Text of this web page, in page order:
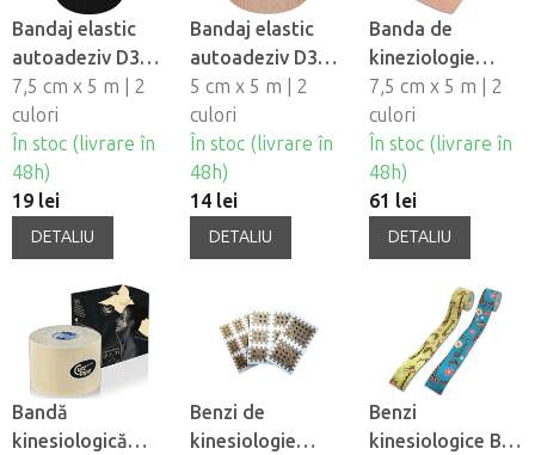
Bandaj elastic
autoadeziv D3
Cohesive
bandage, 7,5cm
7,5 cm x 5 m | 2
culori
În stoc (livrare în
48h)
19 lei
DETALIU
Bandaj elastic
autoadeziv D3
Cohesive
bandage, 5cm
5 cm x 5 m | 2
culori
În stoc (livrare în
48h)
14 lei
DETALIU
Banda de
kineziologie
Nasara, 7,5cm
7,5 cm x 5 m | 2
culori
În stoc (livrare în
48h)
61 lei
DETALIU
Bandă
kinesiologică
Benzi de
kinesiologie
Benzi
kinesiologice BB